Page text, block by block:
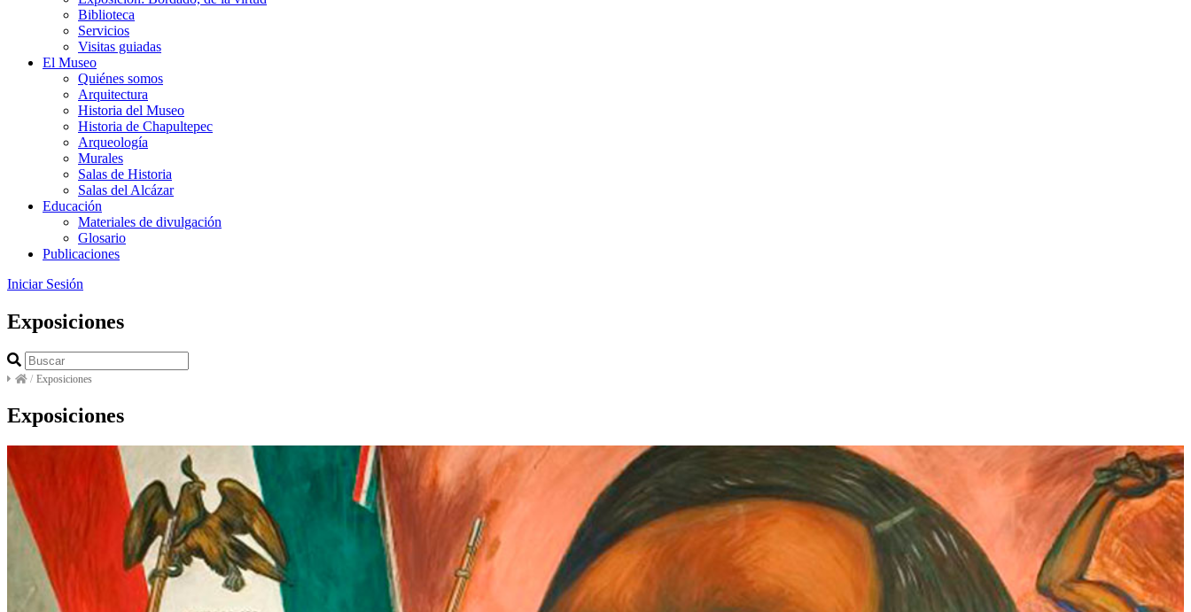
Biblioteca
Servicios
Visitas guiadas
El Museo
Quiénes somos
Arquitectura
Historia del Museo
Historia de Chapultepec
Arqueología
Murales
Salas de Historia
Salas del Alcázar
Educación
Materiales de divulgación
Glosario
Publicaciones
Iniciar Sesión
Exposiciones
/ Exposiciones
Exposiciones